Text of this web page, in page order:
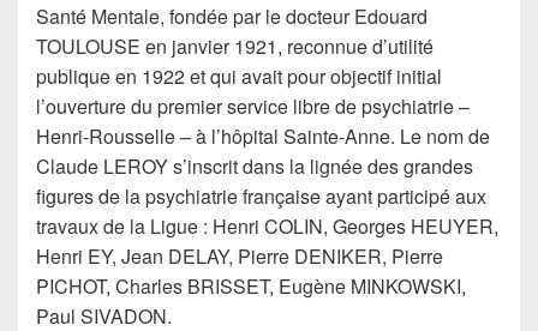
Santé Mentale, fondée par le docteur Edouard
TOULOUSE en janvier 1921, reconnue d’utilité
publique en 1922 et qui avait pour objectif initial
l’ouverture du premier service libre de psychiatrie –
Henri-Rousselle – à l’hôpital Sainte-Anne. Le nom de
Claude LEROY s’inscrit dans la lignée des grandes
figures de la psychiatrie française ayant participé aux
travaux de la Ligue : Henri COLIN, Georges HEUYER,
Henri EY, Jean DELAY, Pierre DENIKER, Pierre
PICHOT, Charles BRISSET, Eugène MINKOWSKI,
Paul SIVADON.